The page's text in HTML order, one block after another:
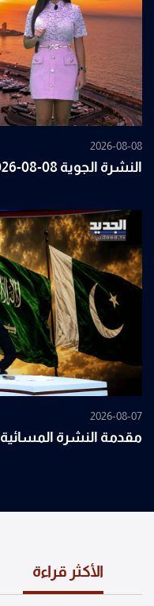
2026-08-08
النشرة الجوية 08-08-2026
2026-08-07
مقدمة النشرة المسائية 07-08-2026
الأكثر قراءة